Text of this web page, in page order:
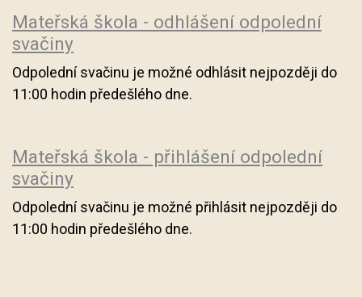
Mateřská škola - odhlášení odpolední
svačiny
Odpolední svačinu je možné odhlásit nejpozději do
11:00 hodin předešlého dne.
Mateřská škola - přihlášení odpolední
svačiny
Odpolední svačinu je možné přihlásit nejpozději do
11:00 hodin předešlého dne.